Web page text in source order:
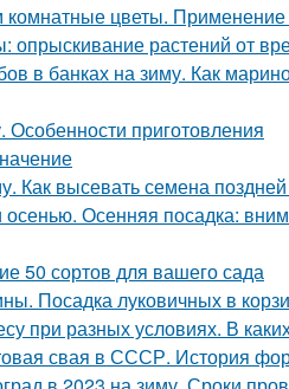
цветы. Применение
опрыскивание растений от
в банках на зиму. Как
Особенности приготовления
Как высевать семена
осенью. Осенняя посадка:
50 сортов для вашего сада
Посадка луковичных в
при разных условиях. В
свая в СССР. История